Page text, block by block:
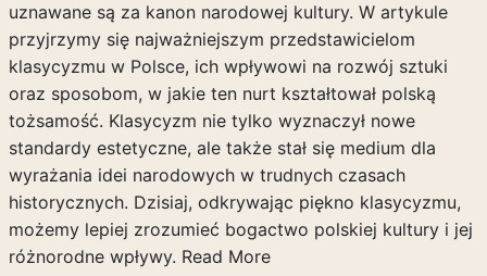
uznawane są za kanon narodowej kultury. W artykule
przyjrzymy się najważniejszym przedstawicielom
klasycyzmu w Polsce, ich wpływowi na rozwój sztuki
oraz sposobom, w jakie ten nurt kształtował polską
tożsamość. Klasycyzm nie tylko wyznaczył nowe
standardy estetyczne, ale także stał się medium dla
wyrażania idei narodowych w trudnych czasach
historycznych. Dzisiaj, odkrywając piękno klasycyzmu,
możemy lepiej zrozumieć bogactwo polskiej kultury i jej
różnorodne wpływy. Read More